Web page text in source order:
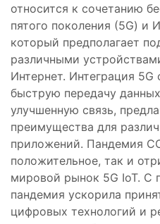
относится к сочетанию
пятого поколения (5G) и
который предполагает
различными
Интернет. Интеграция 5G
быструю передачу
улучшенную связь,
преимущества для
приложений. Пандемия
положительное, так и
мировой рынок 5G IoT. С
пандемия ускорила
цифровых технологий и